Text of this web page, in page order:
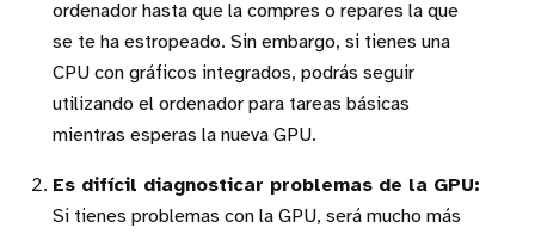
ordenador hasta que la compres o repares la que
se te ha estropeado. Sin embargo, si tienes una
CPU con gráficos integrados, podrás seguir
utilizando el ordenador para tareas básicas
mientras esperas la nueva GPU.
Es difícil diagnosticar problemas de la GPU:
Si tienes problemas con la GPU, será mucho más